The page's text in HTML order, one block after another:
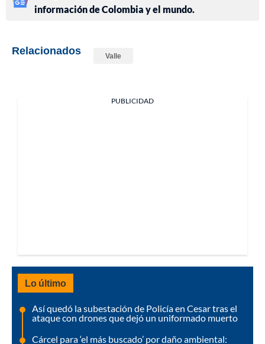
información de Colombia y el mundo.
Relacionados Valle
PUBLICIDAD
Lo último
Así quedó la subestación de Policía en Cesar tras el
ataque con drones que dejó un uniformado muerto
Cárcel para ‘el más buscado’ por daño ambiental: